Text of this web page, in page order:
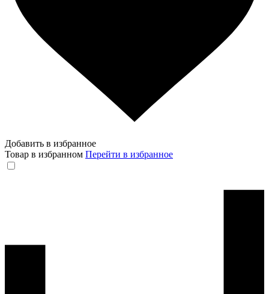
Добавить в избранное
Товар в избранном Перейти в избранное